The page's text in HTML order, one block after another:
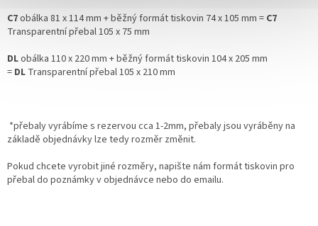
C7obálka 81 x 114 mm + běžný formát tiskovin 74 x 105 mm = C7
Transparentní přebal 105 x 75 mm
DLobálka 110 x 220 mm + běžný formát tiskovin 104 x 205 mm
= DL Transparentní přebal 105 x 210 mm
*přebaly vyrábíme s rezervou cca 1-2mm, přebaly jsou vyráběny na
základě objednávky lze tedy rozměr změnit.
Pokud chcete vyrobit jiné rozměry, napište nám formát tiskovin pro
přebal do poznámky v objednávce nebo do emailu.